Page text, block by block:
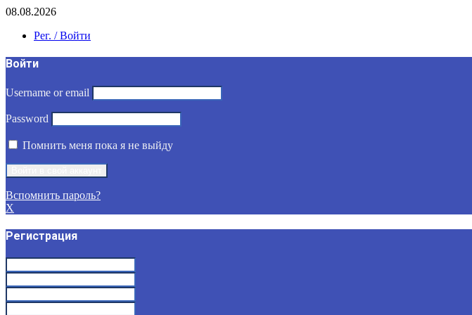
08.08.2026
Рег. / Войти
Войти
Username or email
Password
Помнить меня пока я не выйду
Вспомнить пароль?
X
Регистрация